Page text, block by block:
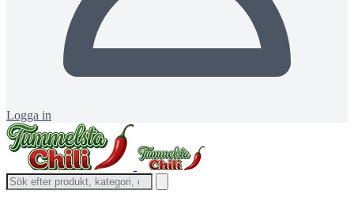
Logga in